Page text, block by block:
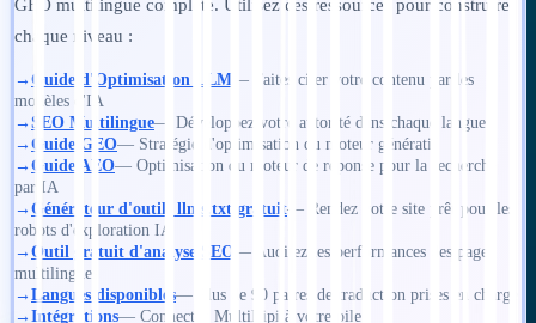
GEO multilingue complète. Utilisez ces ressources pour construire
chaque niveau :
→ Guide d'Optimisation LLM — Faites citer votre contenu par les
modèles d'IA
→ SEO Multilingue— Développez votre autorité dans chaque langue
→ Guide GEO— Stratégie d'optimisation du moteur génératif
→ Guide AEO— Optimisation du moteur de réponse pour la recherche
par IA
→ Générateur d'outils llms.txt gratuit— Rendez votre site prêt pour les
robots d'exploration IA
→ Outil gratuit d'analyse SEO — Auditez les performances des pages
multilingues
→ Langues disponibles— Plus de 90 paires de traduction prises en charge
→ Intégrations— Connectez MultiLipi à votre pile